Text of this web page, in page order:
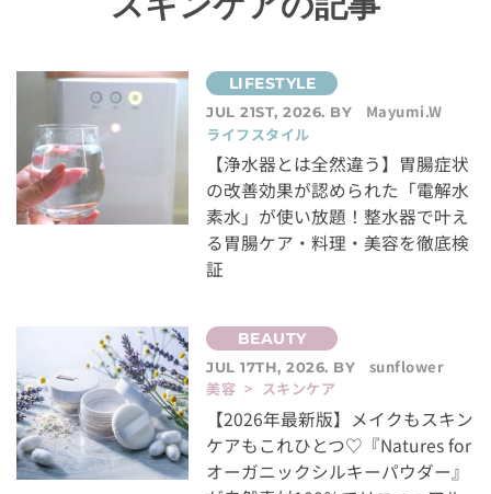
JUL 21ST, 2026. BY
Mayumi.W
ライフスタイル
【浄水器とは全然違う】胃腸症状
の改善効果が認められた「電解水
素水」が使い放題！整水器で叶え
る胃腸ケア・料理・美容を徹底検
証
JUL 17TH, 2026. BY
sunflower
美容 > スキンケア
【2026年最新版】メイクもスキン
ケアもこれひとつ♡『Natures for
オーガニックシルキーパウダー』